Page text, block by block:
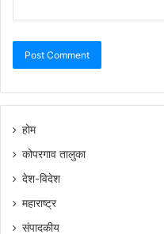
होम
कोपरगाव तालुका
देश-विदेश
महाराष्ट्र
संपादकीय